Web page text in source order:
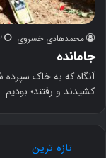
محمدهادی خسروی ۲
جامانده
آنگاه که به خاک سپرده
کشیدند و رفتند؛ بودیم.
تازه ترین